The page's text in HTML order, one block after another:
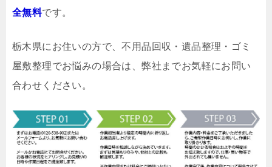
全無料です。
栃木県にお住いの方で、不用品回収・遺品整理・ゴミ
屋敷整理でお悩みの場合は、弊社までお気軽にお問い
合わせください。